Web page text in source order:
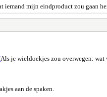
mijn eindproduct zou gaan
Als je wieldoekjes zou overwegen:
aan de spaken.